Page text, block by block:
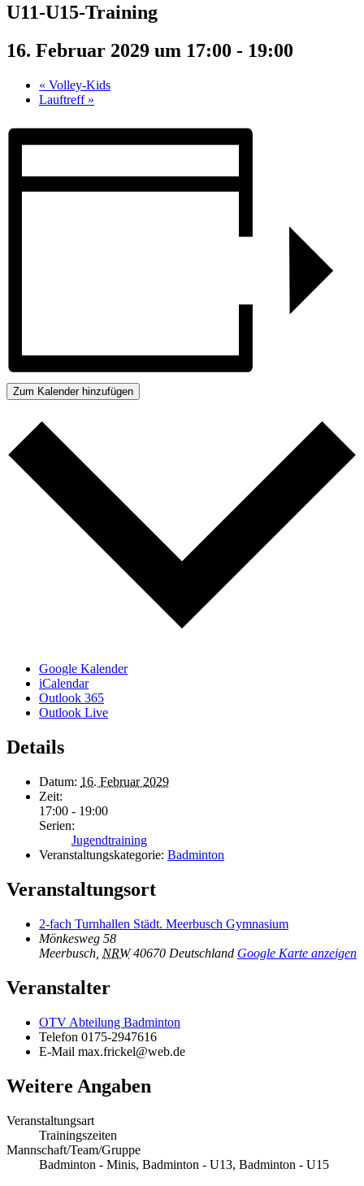
U11-U15-Training
16. Februar 2029 um 17:00 - 19:00
« Volley-Kids
Lauftreff »
Zum Kalender hinzufügen
Google Kalender
iCalendar
Outlook 365
Outlook Live
Details
Datum: 16. Februar 2029
Zeit:
17:00 - 19:00
Serien:
Jugendtraining
Veranstaltungskategorie: Badminton
Veranstaltungsort
2-fach Turnhallen Städt. Meerbusch Gymnasium
Mönkesweg 58
Meerbusch NRW 40670 Deutschland Google Karte anzeigen
Veranstalter
OTV Abteilung Badminton
Telefon 0175-2947616
E-Mail max.frickel@web.de
Weitere Angaben
Veranstaltungsart
Trainingszeiten
Mannschaft/Team/Gruppe
Badminton - Minis, Badminton - U13, Badminton - U15